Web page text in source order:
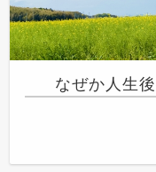
なぜか人生